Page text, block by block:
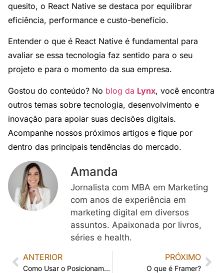
quesito, o React Native se destaca por equilibrar
eficiência, performance e custo-benefício.
Entender o que é React Native é fundamental para
avaliar se essa tecnologia faz sentido para o seu
projeto e para o momento da sua empresa.
Gostou do conteúdo? No blog da Lynx, você encontra
outros temas sobre tecnologia, desenvolvimento e
inovação para apoiar suas decisões digitais.
Acompanhe nossos próximos artigos e fique por
dentro das principais tendências do mercado.
Amanda
Jornalista com MBA em Marketing
com anos de experiência em
marketing digital em diversos
assuntos. Apaixonada por livros,
séries e health.
ANTERIOR
Como Usar o Posicionamento de Marca Para se Destacar
PRÓXIMO
O que é Framer?